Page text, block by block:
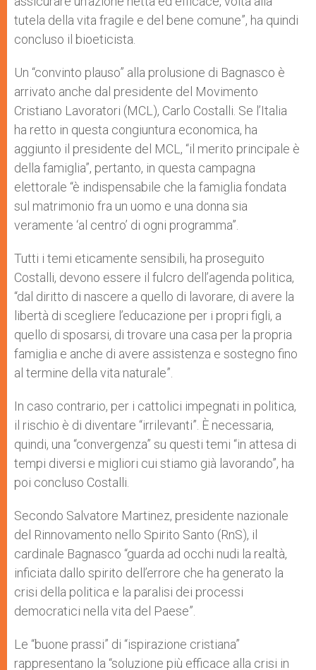
tutela della vita fragile e del bene comune”, ha quindi
concluso il bioeticista.
Un “convinto plauso” alla prolusione di Bagnasco è
arrivato anche dal presidente del Movimento
Cristiano Lavoratori (MCL), Carlo Costalli. Se l’Italia
ha retto in questa congiuntura economica, ha
aggiunto il presidente del MCL, “il merito principale è
della famiglia”, pertanto, in questa campagna
elettorale “è indispensabile che la famiglia fondata
sul matrimonio fra un uomo e una donna sia
veramente ‘al centro’ di ogni programma”.
Tutti i temi eticamente sensibili, ha proseguito
Costalli, devono essere il fulcro dell’agenda politica,
“dal diritto di nascere a quello di lavorare, di avere la
libertà di scegliere l’educazione per i propri figli, a
quello di sposarsi, di trovare una casa per la propria
famiglia e anche di avere assistenza e sostegno fino
al termine della vita naturale”.
In caso contrario, per i cattolici impegnati in politica,
il rischio è di diventare “irrilevanti”. È necessaria,
quindi, una “convergenza” su questi temi “in attesa di
tempi diversi e migliori cui stiamo già lavorando”, ha
poi concluso Costalli.
Secondo Salvatore Martinez, presidente nazionale
del Rinnovamento nello Spirito Santo (RnS), il
cardinale Bagnasco “guarda ad occhi nudi la realtà,
inficiata dallo spirito dell’errore che ha generato la
crisi della politica e la paralisi dei processi
democratici nella vita del Paese”.
Le “buone prassi” di “ispirazione cristiana”
rappresentano la “soluzione più efficace alla crisi in